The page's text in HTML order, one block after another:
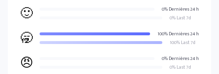
🙂
0% Dernières 24 h
0% Last 7d
🥱
100% Dernières 24 h
100% Last 7d
😠
0% Dernières 24 h
0% Last 7d